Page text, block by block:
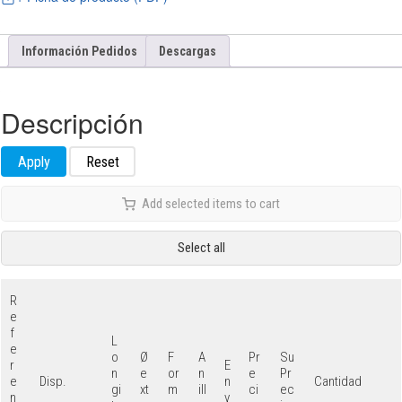
Información Pedidos Descargas
Descripción
Apply Reset
Add selected items to cart
Select all
R
e
f
e
r
e
n
Disp.
L
o
n
gi
Ø
e
xt
F
or
m
A
n
ill
E
n
v
Pr
e
ci
Su
Pr
ec
Cantidad